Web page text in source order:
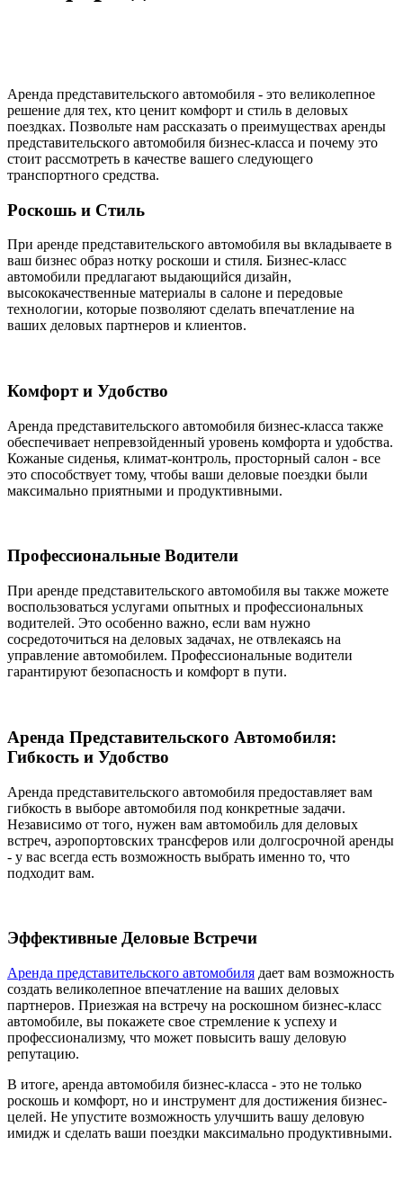
Аренда представительского автомобиля - это великолепное
решение для тех, кто ценит комфорт и стиль в деловых
поездках. Позвольте нам рассказать о преимуществах аренды
представительского автомобиля бизнес-класса и почему это
стоит рассмотреть в качестве вашего следующего
транспортного средства.
Роскошь и Стиль
При аренде представительского автомобиля вы вкладываете в
ваш бизнес образ нотку роскоши и стиля. Бизнес-класс
автомобили предлагают выдающийся дизайн,
высококачественные материалы в салоне и передовые
технологии, которые позволяют сделать впечатление на
ваших деловых партнеров и клиентов.
Комфорт и Удобство
Аренда представительского автомобиля бизнес-класса также
обеспечивает непревзойденный уровень комфорта и удобства.
Кожаные сиденья, климат-контроль, просторный салон - все
это способствует тому, чтобы ваши деловые поездки были
максимально приятными и продуктивными.
Профессиональные Водители
При аренде представительского автомобиля вы также можете
воспользоваться услугами опытных и профессиональных
водителей. Это особенно важно, если вам нужно
сосредоточиться на деловых задачах, не отвлекаясь на
управление автомобилем. Профессиональные водители
гарантируют безопасность и комфорт в пути.
Аренда Представительского Автомобиля:
Гибкость и Удобство
Аренда представительского автомобиля предоставляет вам
гибкость в выборе автомобиля под конкретные задачи.
Независимо от того, нужен вам автомобиль для деловых
встреч, аэропортовских трансферов или долгосрочной аренды
- у вас всегда есть возможность выбрать именно то, что
подходит вам.
Эффективные Деловые Встречи
Аренда представительского автомобиля дает вам возможность
создать великолепное впечатление на ваших деловых
партнеров. Приезжая на встречу на роскошном бизнес-класс
автомобиле, вы покажете свое стремление к успеху и
профессионализму, что может повысить вашу деловую
репутацию.
В итоге, аренда автомобиля бизнес-класса - это не только
роскошь и комфорт, но и инструмент для достижения бизнес-
целей. Не упустите возможность улучшить вашу деловую
имидж и сделать ваши поездки максимально продуктивными.